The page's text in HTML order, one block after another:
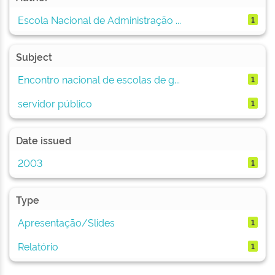
Escola Nacional de Administração ...
1
Subject
Encontro nacional de escolas de g...
1
servidor público 1
Date issued
2003
1
Type
Apresentação/Slides
1
Relatório 1